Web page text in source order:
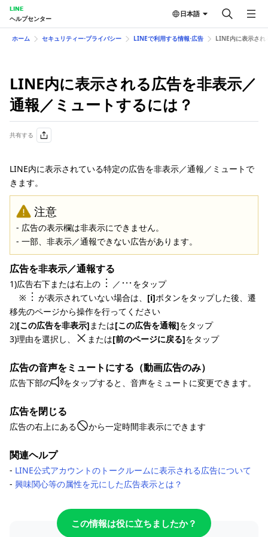
LINE
ヘルプセンター
日本語
ホーム セキュリティー⋅プライバシー LINEで利用する情報⋅広告 LINE内に表示され
LINE内に表示される広告を非表示／
通報／ミュートするには？
共有する
LINE内に表示されている特定の広告を非表示／通報／ミュートで
きます。
注意
‐ 広告の表示欄は非表示にできません。
‐ 一部、非表示／通報できない広告があります。
広告を非表示／通報する
1)広告右下または右上の ／
をタップ
※
が表示されていない場合は、 [i]ボタンをタップした後、遷
移先のページから操作を行ってください
2)[この広告を非表示]または[この広告を通報]をタップ
3)理由を選択し、
または[前のページに戻る]をタップ
広告の音声をミュートにする（動画広告のみ）
広告下部の をタップすると、音声をミュートに変更できます。
広告を閉じる
広告の右上にある から一定時間非表示にできます
関連ヘルプ
‐ LINE公式アカウントのトークルームに表示される広告について
‐ 興味関心等の属性を元にした広告表示とは？
この情報は役に立ちましたか？